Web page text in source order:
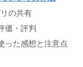
の共有
価・評判
った感想と注意点